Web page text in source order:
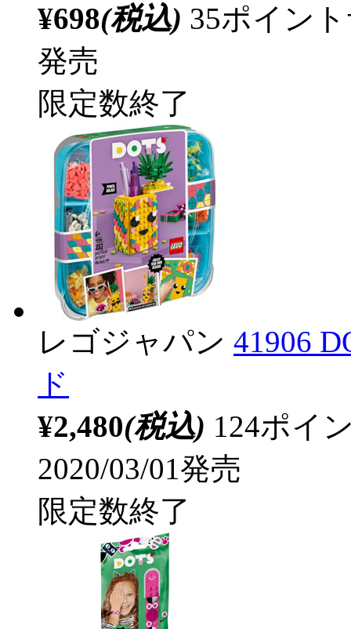
¥698(税込) 35ポイン
発売
限定数終了
レゴジャパン 41906
ド
¥2,480(税込) 124ポイ
2020/03/01発売
限定数終了